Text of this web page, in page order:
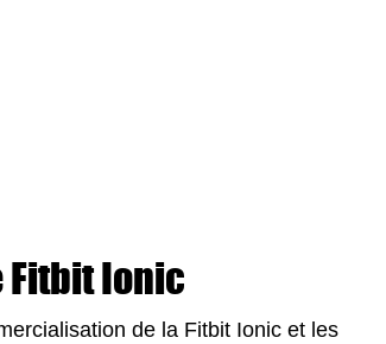
Fitbit Ionic
de la Fitbit Ionic et les